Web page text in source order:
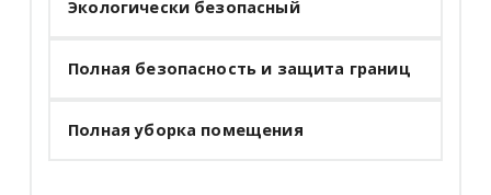
Экологически безопасный
Полная безопасность и защита границ
Полная уборка помещения